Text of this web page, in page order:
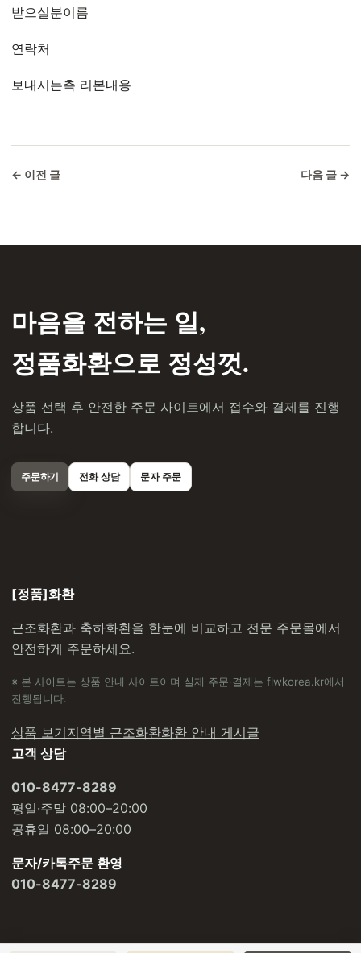
받으실분이름
연락처
보내시는측 리본내용
← 이전 글 다음 글 →
마음을 전하는 일,
정품화환으로 정성껏.
상품 선택 후 안전한 주문 사이트에서 접수와 결제를 진행
합니다.
주문하기 전화 상담 문자 주문
[정품]화환
근조화환과 축하화환을 한눈에 비교하고 전문 주문몰에서
안전하게 주문하세요.
※ 본 사이트는 상품 안내 사이트이며 실제 주문·결제는 flwkorea.kr에서
진행됩니다.
상품 보기지역별 근조화환화환 안내 게시글
고객 상담
010-8477-8289
평일·주말 08:00–20:00
공휴일 08:00–20:00
문자/카톡주문 환영
010-8477-8289